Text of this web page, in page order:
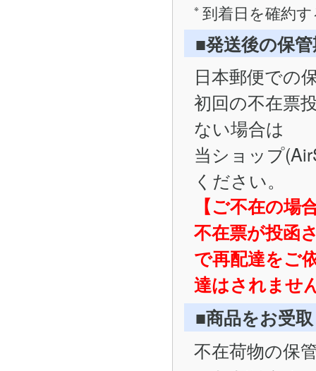
到着日を確約
■発送後の保
日本郵便での
初回の不在票
ない場合は
当ショップ
ください。
【ご不在の場
不在票が投函
で再配達をご
達はされませ
■商品をお受
不在荷物の保